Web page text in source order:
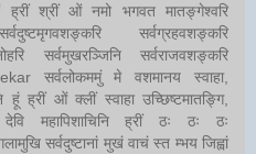
ह्रीं श्रीं ओं नमो भगवत मातङ्गेश्वरि
सर्वग्रहवशङ्करि
सर्वमुखरञ्जिनि सर्वराजवशङ्करि
सर्वलोकममुं मे वशमानय स्वाहा,
हूं ह्रीं ओं क्लीं स्वाहा उच्छिष्टमातङ्गि,
देवि महापिशाचिनि ह्रीं ठः ठः ठः
सर्वदुष्टानां मुखं वाचं स्त म्भय जिह्वां